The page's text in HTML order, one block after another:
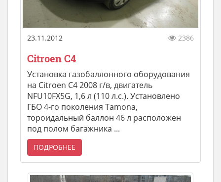
23.11.2012 2386
Citroen C4
Установка газобаллонного оборудования
на Citroen C4 2008 г/в, двигатель
NFU10FX5G, 1,6 л (110 л.с.). Установлено
ГБО 4-го поколения Tamona,
тороидальный баллон 46 л расположен
под полом багажника ...
ПОДРОБНЕЕ